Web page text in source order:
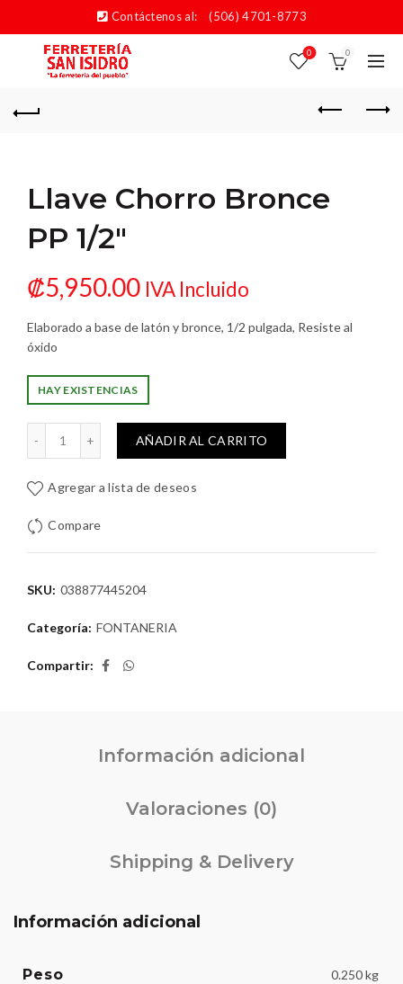
Contáctenos al: (506) 4701-8773
0 0
Llave Chorro Bronce
PP 1/2″
₡5,950.00 IVA Incluido
Elaborado a base de latón y bronce, 1/2 pulgada, Resiste al
óxido
HAY EXISTENCIAS
Bronce PP 1/2" cantidad
AÑADIR AL CARRITO
Agregar a lista de deseos
Compare
SKU: 038877445204
Categoría: FONTANERIA
Compartir
Información adicional
Valoraciones (0)
Shipping & Delivery
Información adicional
Peso 0.250 kg